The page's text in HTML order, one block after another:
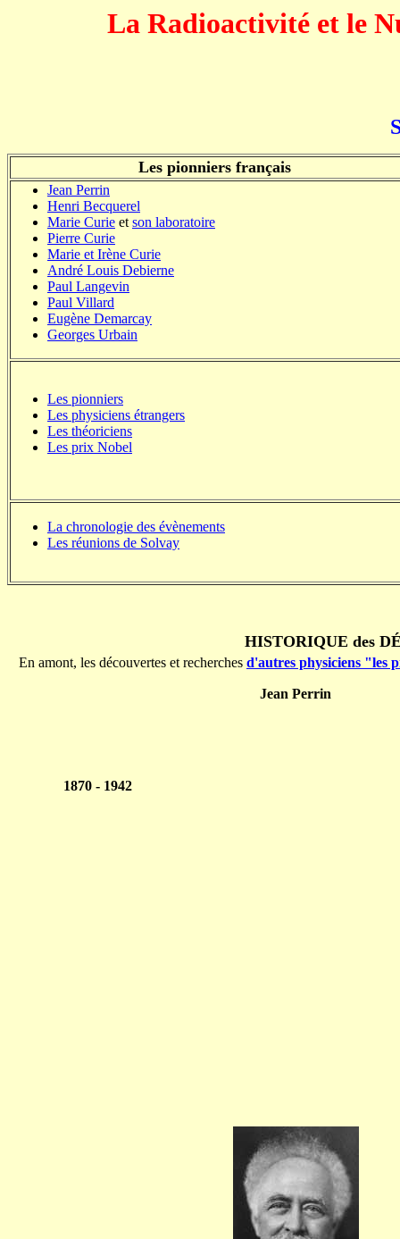
La Radioactivité et le
Les pionniers français
Jean Perrin
Henri Becquerel
Marie Curie et son laboratoire
Pierre Curie
Marie et Irène Curie
André Louis Debierne
Paul Langevin
Paul Villard
Eugène Demarcay
Georges Urbain
Les pionniers
Les physiciens étrangers
Les théoriciens
Les prix Nobel
La chronologie des évènements
Les réunions de Solvay
HISTORIQUE des
En amont, les découvertes et recherches d'autres physiciens "les
Jean Perrin
1870 - 1942